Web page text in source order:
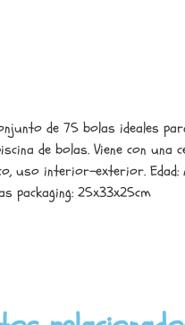
de 75 bolas ideales
de bolas. Viene con una
uso interior-exterior.
packaging: 25x33x25cm